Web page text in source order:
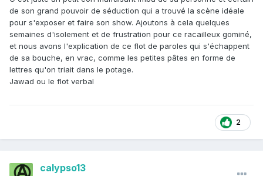
de son grand pouvoir de séduction qui a trouvé la scène idéale
pour s'exposer et faire son show. Ajoutons à cela quelques
semaines d'isolement et de frustration pour ce racailleux gominé,
et nous avons l'explication de ce flot de paroles qui s'échappent
de sa bouche, en vrac, comme les petites pâtes en forme de
lettres qu'on triait dans le potage.
Jawad ou le flot verbal
2
calypso13